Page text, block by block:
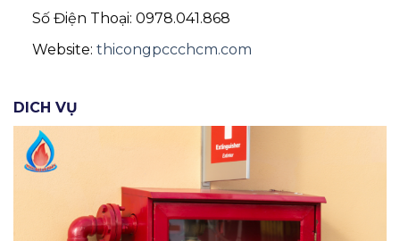
Số Điện Thoại: 0978.041.868
Website: thicongpccchcm.com
DICH VỤ